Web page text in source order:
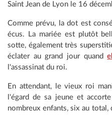
Saint Jean de Lyon le 16
Comme prévu, la dot est
écus. La mariée est plutôt
sotte, également très
éclater au grand jour quand
l'assassinat du roi.
En attendant, le vieux roi
l'égard de sa jeune et
nombreux enfants, six au